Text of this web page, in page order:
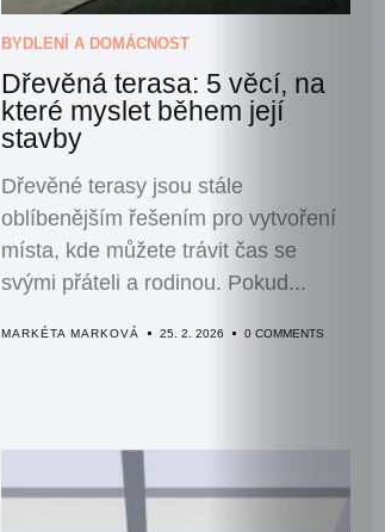
BYDLENÍ A DOMÁCNOST
Dřevěná terasa: 5 věcí, na
které myslet během její
stavby
Dřevěné terasy jsou stále
oblíbenějším řešením pro vytvoření
místa, kde můžete trávit čas se
svými přáteli a rodinou. Pokud...
MARKÉTA MARKOVÁ 25. 2. 2026 0 COMMENTS